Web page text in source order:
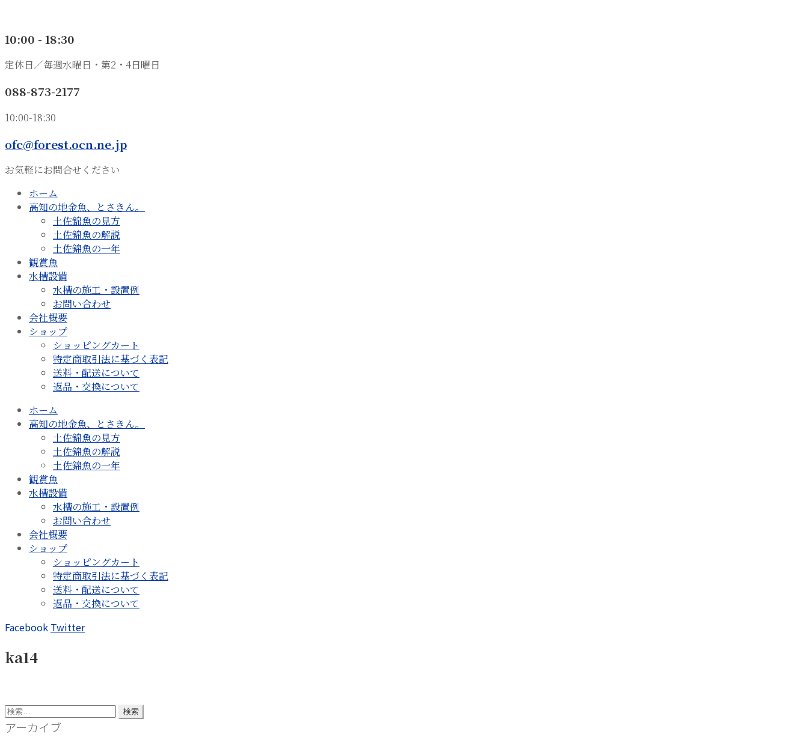
10:00 - 18:30
定休日／毎週水曜日・第2・4日曜日
088-873-2177
10:00-18:30
ofc@forest.ocn.ne.jp
お気軽にお問合せください
ホーム
高知の地金魚、とさきん。
土佐錦魚の見方
土佐錦魚の解説
土佐錦魚の一年
観賞魚
水槽設備
水槽の施工・設置例
お問い合わせ
会社概要
ショップ
ショッピングカート
特定商取引法に基づく表記
送料・配送について
返品・交換について
ホーム
高知の地金魚、とさきん。
土佐錦魚の見方
土佐錦魚の解説
土佐錦魚の一年
観賞魚
水槽設備
水槽の施工・設置例
お問い合わせ
会社概要
ショップ
ショッピングカート
特定商取引法に基づく表記
送料・配送について
返品・交換について
Facebook Twitter
ka14
検
索:
アーカイブ